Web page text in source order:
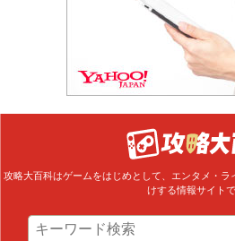
攻略大百科はゲームをはじめとして、エンタメ・
けする情報サイトで